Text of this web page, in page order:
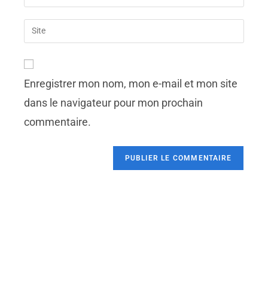
Enregistrer mon nom, mon e-mail et mon site
dans le navigateur pour mon prochain
commentaire.